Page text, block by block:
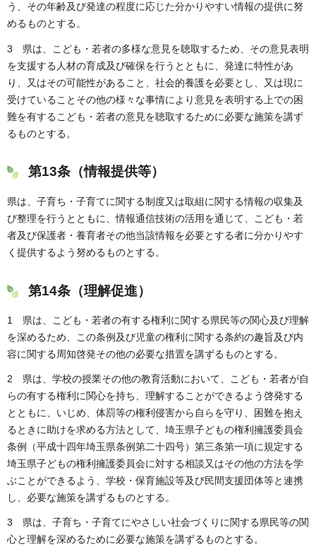
う、その年齢及び発達の程度に応じた分かりやすい情報の提供に努
めるものとする。
3 県は、こども・若者の多様な意見を聴取するため、その意見表明
を支援する人材の育成及び確保を行うとともに、発達に特性があ
り、又はその可能性があること、社会的養護を必要とし、又は現に
受けていることその他の様々な事情により意見を表明する上での困
難を有するこども・若者の意見を聴取するために必要な施策を講ず
るものとする。
第13条（情報提供等）
県は、子育ち・子育てに関する制度又は取組に関する情報の収集及
び整理を行うとともに、情報通信技術の活用を通じて、こども・若
者及び保護者・養育者その他当該情報を必要とする者に分かりやす
く提供するよう努めるものとする。
第14条（理解促進）
1 県は、こども・若者の有する権利に関する県民等の関心及び理解
を深めるため、この条例及び児童の権利に関する条約の趣旨及び内
容に関する周知啓発その他の必要な措置を講ずるものとする。
2 県は、学校の授業その他の教育活動において、こども・若者が自
らの有する権利に関心を持ち、理解することができるよう啓発する
とともに、いじめ、体罰等の権利侵害から自らを守り、困難を抱え
るときに助けを求める方法として、埼玉県子どもの権利擁護委員会
条例（平成十四年埼玉県条例第二十四号）第三条第一項に規定する
埼玉県子どもの権利擁護委員会に対する相談又はその他の方法を学
ぶことができるよう、学校・保育施設等及び民間支援団体等と連携
し、必要な施策を講ずるものとする。
3 県は、子育ち・子育てにやさしい社会づくりに関する県民等の関
心と理解を深めるために必要な施策を講ずるものとする。